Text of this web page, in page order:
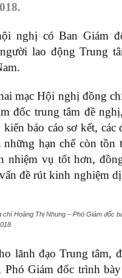
nghị có Ban Giám
lao động Trung
mạc Hội nghị đồng
đốc trung tâm đề
báo cáo sơ kết, các
những hạn chế còn tồn
nhiệm vụ tốt hơn,
đề rút kinh nghiệm
Thị Nhung – Phó Giám đốc báo
lãnh đạo Trung tâm,
Giám đốc trình bày